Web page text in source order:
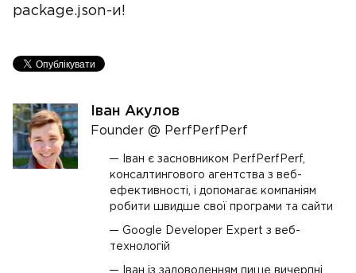
package.json-и!
Іван Акулов
Founder @ PerfPerfPerf
Іван є засновником PerfPerfPerf,
консалтингового агентства з веб-
ефективності, і допомагає компаніям
робити швидше свої програми та сайти
Google Developer Expert з веб-
технологій
Іван із задоволенням пише вичерпні